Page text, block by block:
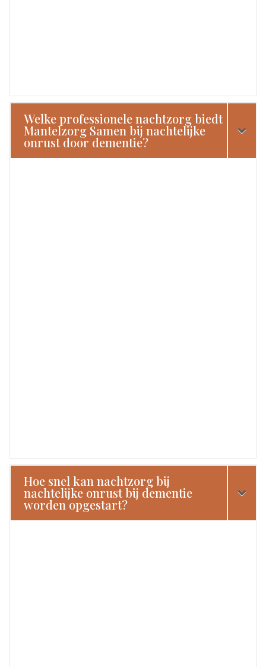
Welke professionele nachtzorg biedt
Mantelzorg Samen bij nachtelijke
onrust door dementie?
Hoe snel kan nachtzorg bij
nachtelijke onrust bij dementie
worden opgestart?